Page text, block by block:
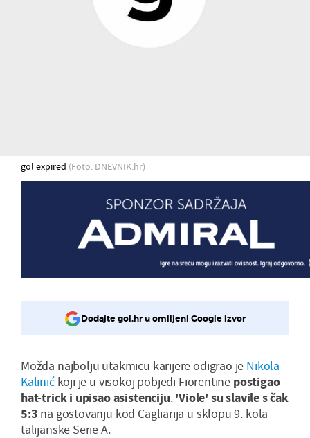
gol expired (Foto: DNEVNIK.hr)
Dodajte gol.hr u omiljeni Google izvor
Možda najbolju utakmicu karijere odigrao je Nikola
Kalinićkoji je u visokoj pobjedi Fiorentine postigao
hat-trick i upisao asistenciju.'Viole' su slavile s čak
5:3 na gostovanju kod Cagliarija u sklopu 9. kola
talijanske Serie A.